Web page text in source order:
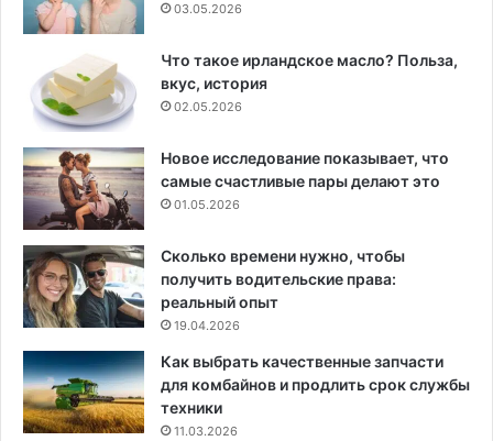
03.05.2026
Что такое ирландское масло? Польза,
вкус, история
02.05.2026
Новое исследование показывает, что
самые счастливые пары делают это
01.05.2026
Сколько времени нужно, чтобы
получить водительские права:
реальный опыт
19.04.2026
Как выбрать качественные запчасти
для комбайнов и продлить срок службы
техники
11.03.2026